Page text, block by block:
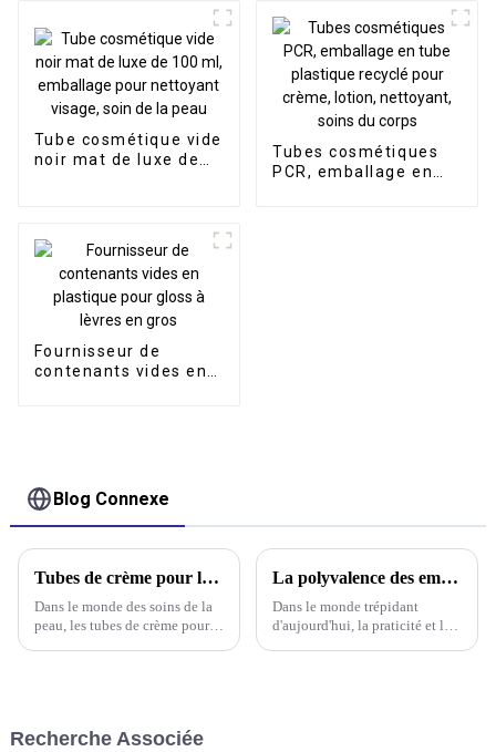
pour le visage, avec
couvercle rabattable
crème pour les mains
Tube cosmétique vide
noir mat de luxe de
peau
Tubes cosmétiques
PCR, emballage en
Fournisseur de
contenants vides en
Blog Connexe
Tubes de crème pour le corps, indispensables toute l'année
Dans le monde des soins de la
peau, les tubes de crème pour le
associent la peau sèche à…
La polyvalence des emballages de tubes de shampoing : un regard plus approfondi sur les solutions personnalisées
Dans le monde trépidant
d'aujourd'hui, la praticité et la
Recherche Associée